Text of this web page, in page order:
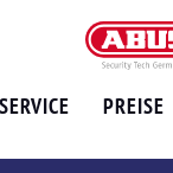
SERVICE PREISE